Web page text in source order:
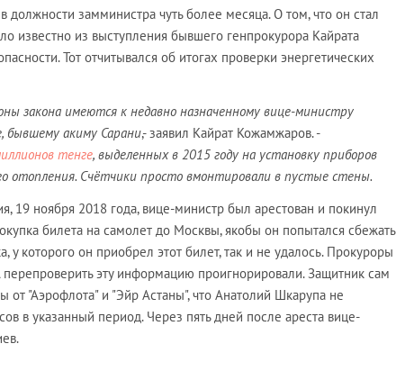
должности замминистра чуть более месяца. О том, что он стал
известно из выступления бывшего генпрокурора Кайрата
Тот отчитывался об итогах проверки энергетических
закона имеются к недавно назначенному вице-министру
бывшему акиму Сарани,- заявил Кайрат Кожамжаров. -
тенге, выделенных в 2015 году на установку приборов
отопления. Счётчики просто вмонтировали в пустые стены.
19 ноября 2018 года, вице-министр был арестован и покинул
билета на самолет до Москвы, якобы он попытался сбежать
у которого он приобрел этот билет, так и не удалось. Прокуроры
эту информацию проигнорировали. Защитник сам
от "Аэрофлота" и "Эйр Астаны", что Анатолий Шкарупа не
в указанный период. Через пять дней после ареста вице-